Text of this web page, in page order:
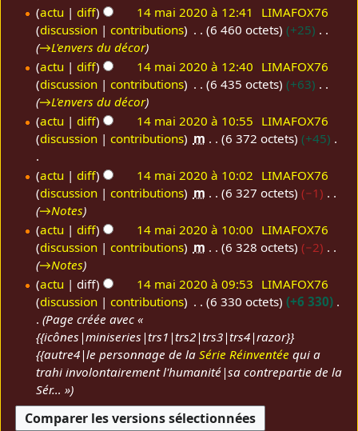
d
e
s
m
o
d
i
f
i
c
a
t
i
o
n
s
u
m
é
d
e
s
m
o
d
i
f
i
c
a
t
i
o
n
s
u
n
r
é
s
u
m
é
d
s
m
o
d
i
f
i
c
a
t
i
o
n
s
actu
diff 14 mai 2020 à 12:41
LIMAFOX76
discussion
contributions 6 460 octets
+25
→L'envers du décor
actu
diff 14 mai 2020 à 12:40 LIMAFOX76
discussion
contributions 6 435 octets
+63
→L'envers du décor
actu
diff 14 mai 2020 à 10:55 LIMAFOX76
discussion
contributions m 6 372 octets +45
A
u
c
u
n
r
é
s
u
m
é
d
e
s
m
actu diff 14 mai 2020 à 10:02 LIMAFOX76
discussion
contributions m 6 327 octets
−1
→Notes
actu
diff 14 mai 2020 à 10:00 LIMAFOX76
discussion
contributions m 6 328 octets
−2
→Notes
actu
diff 14 mai 2020 à 09:53 LIMAFOX76
discussion
contributions 6 330 octets
+6 330
Page créée avec «
{{icônes|miniseries|trs1|trs2|trs3|trs4|razor}}
{{autre4|le personnage de la Série Réinventée qui a
trahi involontairement l'humanité|sa contrepartie de la
Sér… »